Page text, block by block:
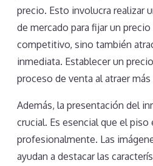
precio. Esto involucra realizar
de mercado para fijar un
competitivo, sino también
inmediata. Establecer un
proceso de venta al atraer
Además, la presentación del
crucial. Es esencial que el
profesionalmente. Las
ayudan a destacar las